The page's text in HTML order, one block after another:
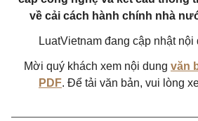
về cải cách hành chính nhà
LuatVietnam đang cập nhật nội
Mời quý khách xem nội dung văn
PDF. Để tải văn bản, vui lòng